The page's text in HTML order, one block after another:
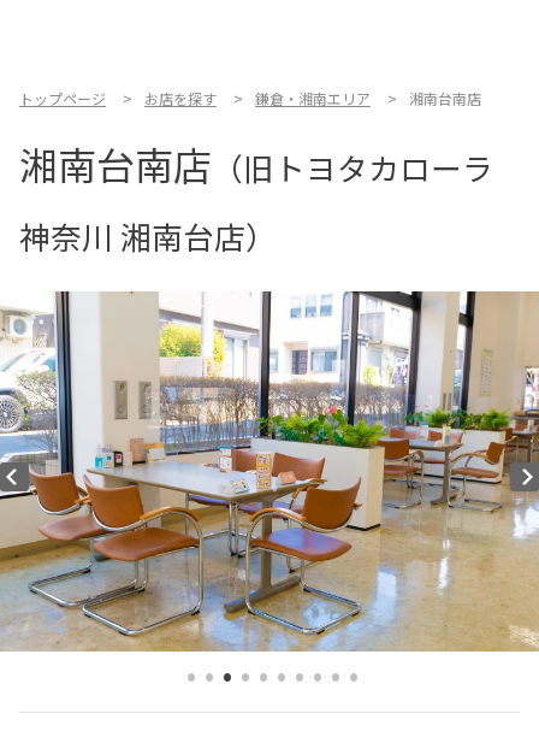
新車を探す
中古車を探す
お得情報
地域応援活動
企業情報
採用情報
法人のお客様
各種予約
事故・故障受付センター
[受付]24時間,365日対応
0800-080-5365
トップページ お店を探す 鎌倉・湘南エリア 湘南台南店
湘南台南店 （旧トヨタカローラ
神奈川 湘南台店）